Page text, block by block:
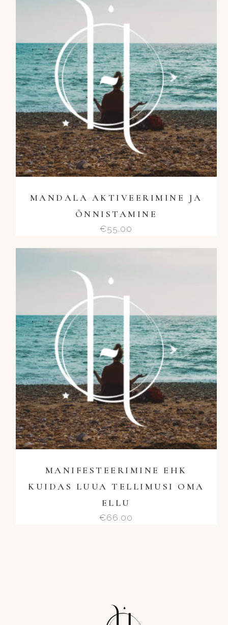
MANDALA AKTIVEERIMINE JA
ÕNNISTAMINE
€55.00
MANIFESTEERIMINE EHK
KUIDAS LUUA TELLIMUSI OMA
ELLU
€66.00